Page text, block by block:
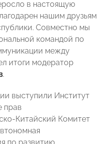
в настоящую
нашим друзьям
Совместно мы
командой по
между
итоги модератор
.
выступили Институт
прав
Китайский Комитет